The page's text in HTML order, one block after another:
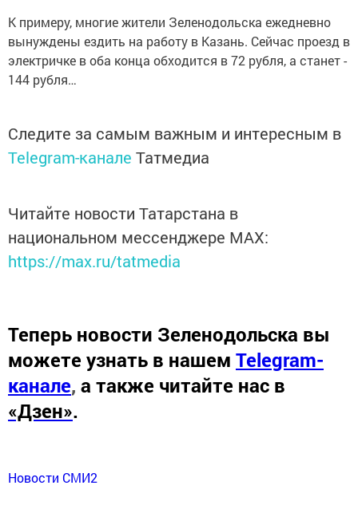
К примеру, многие жители Зеленодольска ежедневно
вынуждены ездить на работу в Казань. Сейчас проезд в
электричке в оба конца обходится в 72 рубля, а станет -
144 рубля…
Следите за самым важным и интересным в
Telegram-канале Татмедиа
Читайте новости Татарстана в
национальном мессенджере MАХ:
https://max.ru/tatmedia
Теперь новости Зеленодольска вы
можете узнать в нашем Telegram-
канале, а также читайте нас в
«Дзен».
Новости СМИ2